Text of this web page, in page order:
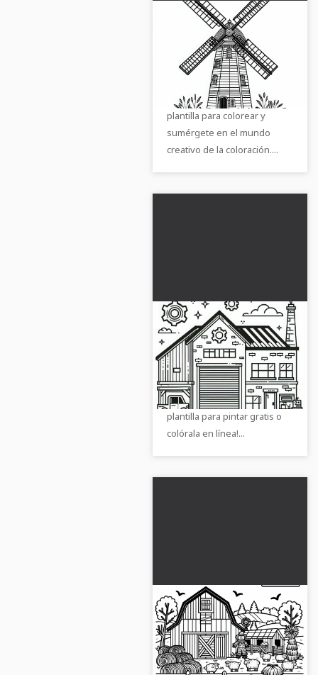
Plantilla para colorear
de molino gratis
Descubre un pintoresco
edificio industrial para
colorear. Descarga gratis la
plantilla para colorear y
sumérgete en el mundo
creativo de la coloración....
Plantilla de dibujo
gratis: Imagen para
colorear de un edificio
industrial
Descubre la imagen para
colorear de un edificio
industrial. ¡Descarga la
plantilla para pintar gratis o
colórala en línea!...
Plantilla de dibujo de
granja gratis: Imagen
para colorear para
creativos
Descarga la plantilla de
colorear gratis de un edificio